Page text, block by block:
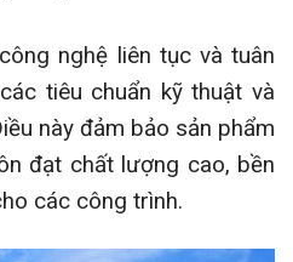
nghệ liên tục và tuân
tiêu chuẩn kỹ thuật và
này đảm bảo sản phẩm
đạt chất lượng cao, bền
các công trình.